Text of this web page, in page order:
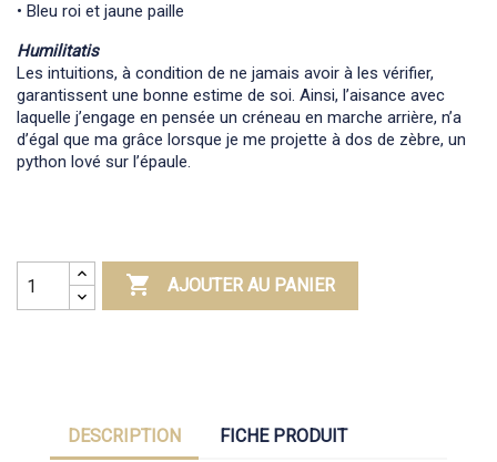
• Bleu roi et jaune paille
Humilitatis
Les intuitions, à condition de ne jamais avoir à les vérifier,
garantissent une bonne estime de soi. Ainsi, l’aisance avec
laquelle j’engage en pensée un créneau en marche arrière, n’a
d’égal que ma grâce lorsque je me projette à dos de zèbre, un
python lové sur l’épaule.
 AJOUTER AU PANIER
DESCRIPTION FICHE PRODUIT